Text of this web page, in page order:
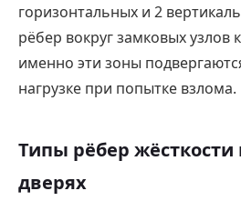
горизонтальных и 2
рёбер вокруг замковых узлов
именно эти зоны
нагрузке при попытке взлома.
Типы рёбер жёсткости
дверях